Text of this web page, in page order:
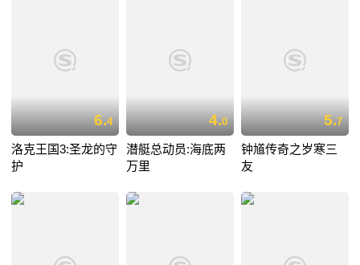
6.4
洛克王国3:圣龙的守
护
4.0
潜艇总动员:海底两
万里
5.7
钟馗传奇之岁寒三
友